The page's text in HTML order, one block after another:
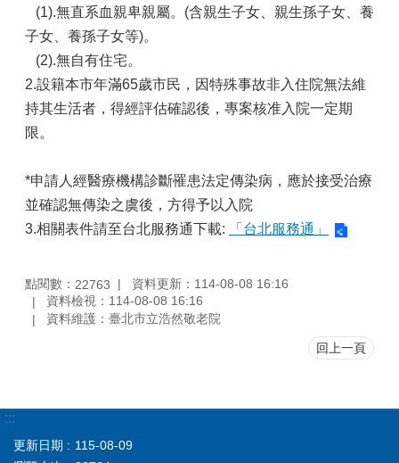
(1).無直系血親卑親屬。(含親生子女、親生孫子女、養
子女、養孫子女等)。
(2).無自有住宅。
2.設籍本市年滿65歲市民，因特殊事故非入住院無法維
持其生活者，得經評估確認後，專案核准入院一定期
限。
*申請人經醫療機構診斷罹患法定傳染病，應於接受治療
並確認無傳染之虞後，方得予以入院
3.相關表件請至台北服務通下載:
「台北服務通」
點閱數： 22763
資料更新：114-08-08 16:16
資料檢視：114-08-08 16:16
資料維護：臺北市立浩然敬老院
回上一頁
:::
更新日期
115-08-09